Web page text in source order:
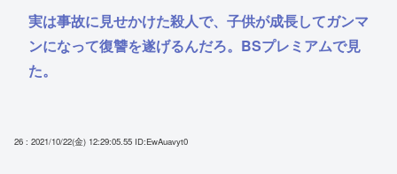
実は事故に見せかけた殺人で、子供が成長してガンマ
ンになって復讐を遂げるんだろ。BSプレミアムで見
た。
26 : 2021/10/22(金) 12:29:05.55 ID:EwAuavyt0